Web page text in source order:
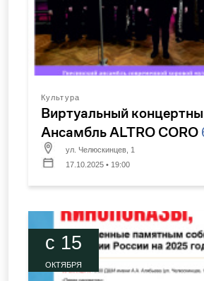
Культура
Виртуальный
Ансамбль ALTRO CORO
ул. Челюскинцев, 1
17.10.2025 • 19:00
c 15
ОКТЯБРЯ